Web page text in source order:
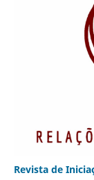
Revista de